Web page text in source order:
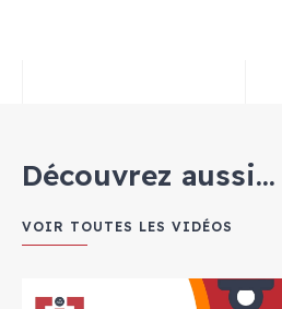
Découvrez aussi...
VOIR TOUTES LES VIDÉOS